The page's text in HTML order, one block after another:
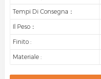
Tempi Di Consegna：
Il Peso：
Finito :
Materiale :